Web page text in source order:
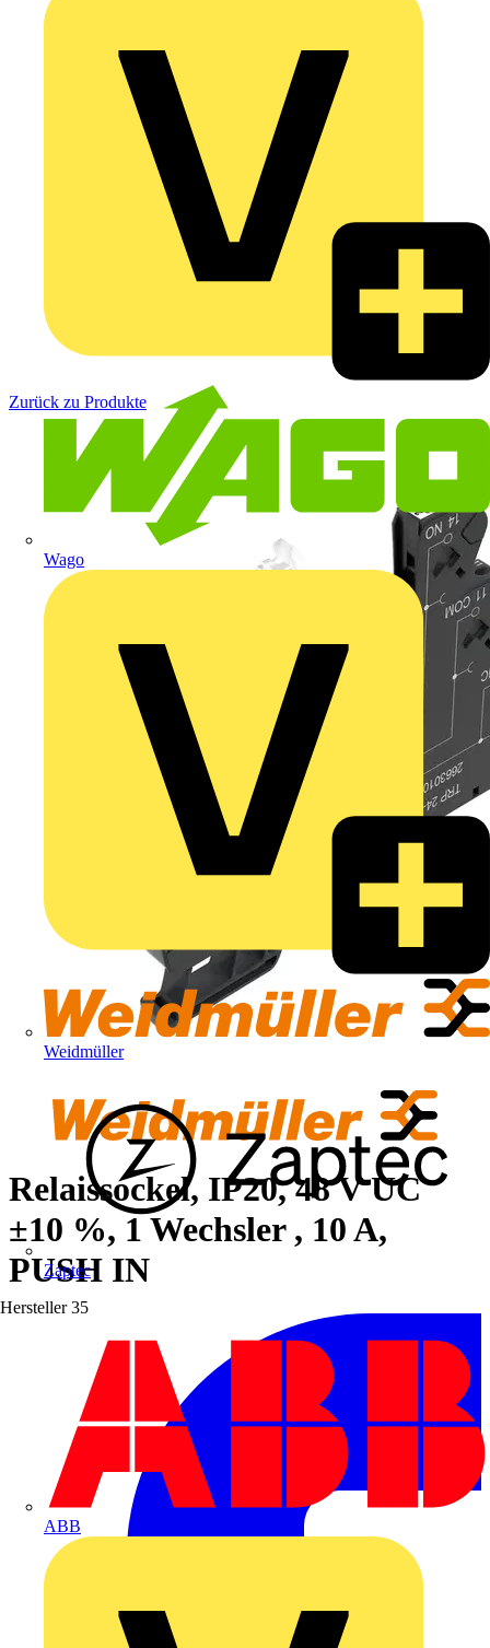
Wago
Weidmüller
Zaptec
Hersteller 35
ABB
Zurück zu Produkte
Relaissockel, IP20, 48 V UC
±10 %, 1 Wechsler , 10 A,
PUSH IN